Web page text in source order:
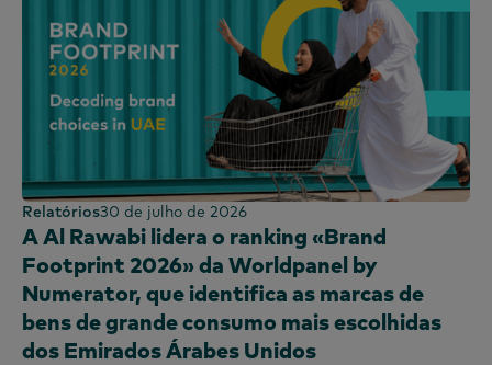
América do Norte
Brasil
América Central
Chile
República Dominicana
Equador
Egito
Etiópia
França
Gana
Francês
Coreano
espanhol
Painel de Moda
Painel OOH
Painel de Combustível
Painel de compras
Sindicado
Tecnologia e entretenimento
Painel de utilização
Eficácia do marketing
Inquérito PanelVoice
Segmentação
Relatórios30 de julho de 2026
A Al Rawabi lidera o ranking «Brand
Footprint 2026» da Worldpanel by
Numerator, que identifica as marcas de
bens de grande consumo mais escolhidas
dos Emirados Árabes Unidos